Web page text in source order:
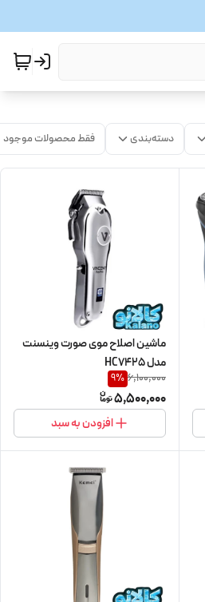
دسته‌بندی فقط محصولات موجود
ماشین اصلاح موی صورت وینسنت
مدل HC7425
6,100,000
9%
5,500,000
افزودن به سبد